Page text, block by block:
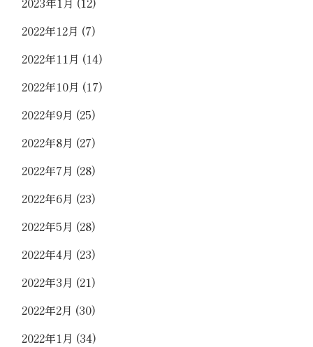
2022年12月 (7)
2022年11月 (14)
2022年10月 (17)
2022年9月 (25)
2022年8月 (27)
2022年7月 (28)
2022年6月 (23)
2022年5月 (28)
2022年4月 (23)
2022年3月 (21)
2022年2月 (30)
2022年1月 (34)